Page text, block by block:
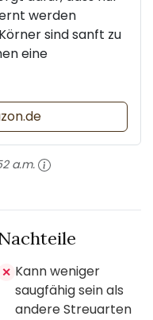
werden
sind sanft zu
eine
a.m.
✕ Kann weniger
saugfähig sein als
andere Streuarten